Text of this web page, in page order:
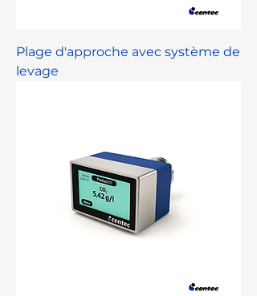
Plage d'approche avec système de
levage